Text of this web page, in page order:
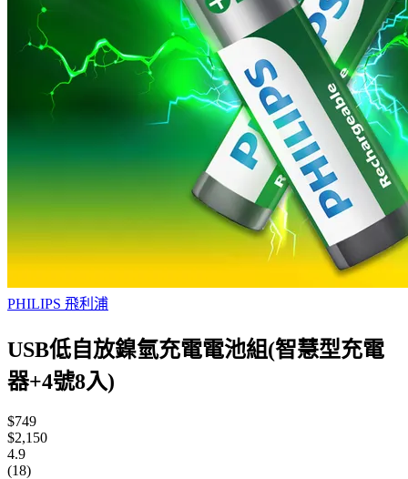
PHILIPS 飛利浦
USB低自放鎳氫充電電池組(智慧型充電
器+4號8入)
$749
$2,150
4.9
(18)